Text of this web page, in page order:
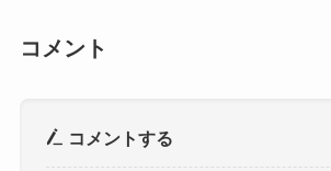
コメント
コメントする